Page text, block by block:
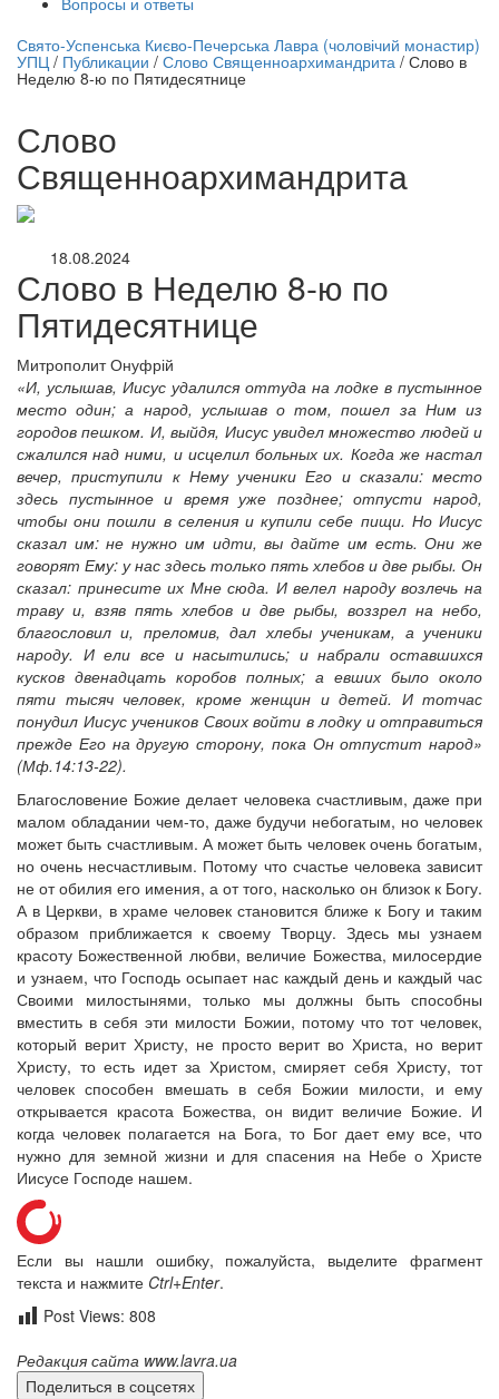
трансляция | 12 сентября
трансляции
Онлайн трансляции
Веб-камеры
12 сентября 2015 Название трансляции
12 сентября 2015Название трансляции
12 сентября 2015 Название трансляции
12 сентября 2015 Название трансляции
12 сентября 2015Название трансляции
12 сентября 2015Название трансляции
12 сентября 2015Название трансляции
12 сентября 2015
Перейти к архиву
Свято-Успенська Києво-Печерська Лавра (чоловічий монастир)
УПЦ / Публикации / Слово Священноархимандрита / Слово в
Неделю 8-ю по Пятидесятнице
Слово
Священноархимандрита
18.08.2024
Слово в Неделю 8-ю по
Пятидесятнице
Митрополит Онуфрій
«И, услышав, Иисус удалился оттуда на лодке в пустынное
место один; а народ, услышав о том, пошел за Ним из
городов пешком. И, выйдя, Иисус увидел множество людей и
сжалился над ними, и исцелил больных их. Когда же настал
вечер, приступили к Нему ученики Его и сказали: место
здесь пустынное и время уже позднее; отпусти народ,
чтобы они пошли в селения и купили себе пищи. Но Иисус
сказал им: не нужно им идти, вы дайте им есть. Они же
говорят Ему: у нас здесь только пять хлебов и две рыбы. Он
сказал: принесите их Мне сюда. И велел народу возлечь на
траву и, взяв пять хлебов и две рыбы, воззрел на небо,
благословил и, преломив, дал хлебы ученикам, а ученики
народу. И ели все и насытились; и набрали оставшихся
кусков двенадцать коробов полных; а евших было около
пяти тысяч человек, кроме женщин и детей. И тотчас
понудил Иисус учеников Своих войти в лодку и отправиться
прежде Его на другую сторону, пока Он отпустит народ»
(Мф.14:13-22).
Благословение Божие делает человека счастливым, даже при
малом обладании чем-то, даже будучи небогатым, но человек
может быть счастливым. А может быть человек очень богатым,
но очень несчастливым. Потому что счастье человека зависит
не от обилия его имения, а от того, насколько он близок к Богу.
А в Церкви, в храме человек становится ближе к Богу и таким
образом приближается к своему Творцу. Здесь мы узнаем
красоту Божественной любви, величие Божества, милосердие
и узнаем, что Господь осыпает нас каждый день и каждый час
Своими милостынями, только мы должны быть способны
вместить в себя эти милости Божии, потому что тот человек,
который верит Христу, не просто верит во Христа, но верит
Христу, то есть идет за Христом, смиряет себя Христу, тот
человек способен вмешать в себя Божии милости, и ему
открывается красота Божества, он видит величие Божие. И
когда человек полагается на Бога, то Бог дает ему все, что
нужно для земной жизни и для спасения на Небе о Христе
Иисусе Господе нашем.
Если вы нашли ошибку, пожалуйста, выделите фрагмент
текста и нажмите Ctrl+Enter.
Post Views: 808
Редакция сайта www.lavra.ua
Поделиться в соцсетях